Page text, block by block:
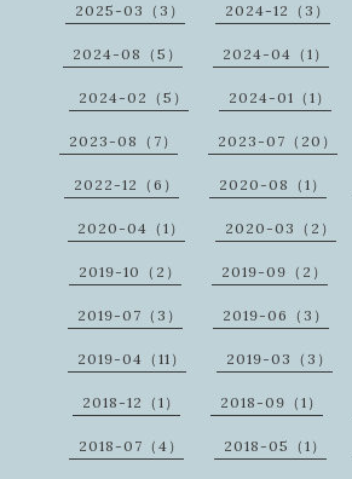
2025-03（3） 2024-12（3）
2024-08（5） 2024-04（1）
2024-02（5） 2024-01（1）
2023-08（7） 2023-07（20）
2022-12（6） 2020-08（1）
2020-04（1） 2020-03（2）
2019-10（2） 2019-09（2）
2019-07（3） 2019-06（3）
2019-04（11） 2019-03（3）
2018-12（1） 2018-09（1）
2018-07（4） 2018-05（1）